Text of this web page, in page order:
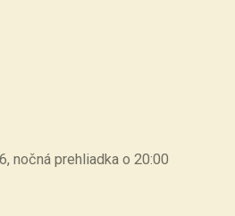
nočná prehliadka o 20:00